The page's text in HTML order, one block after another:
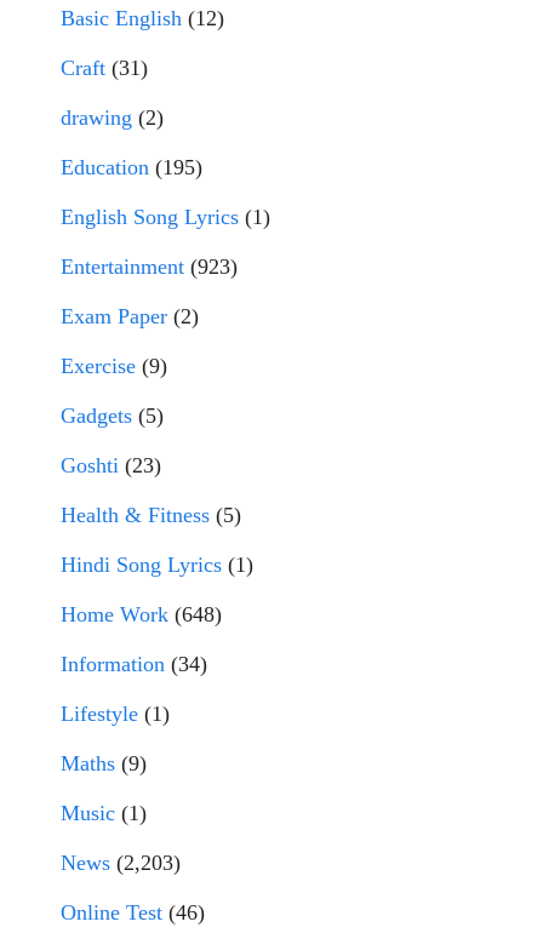
Basic English (12)
Craft (31)
drawing (2)
Education (195)
English Song Lyrics (1)
Entertainment (923)
Exam Paper (2)
Exercise (9)
Gadgets (5)
Goshti (23)
Health & Fitness (5)
Hindi Song Lyrics (1)
Home Work (648)
Information (34)
Lifestyle (1)
Maths (9)
Music (1)
News (2,203)
Online Test (46)